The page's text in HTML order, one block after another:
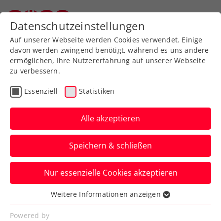
Zurück zur Newsübersicht
Turniere
Ein Ass für die Bienen:
Nachhaltige Aktion beim
Upper Austria Ladies Linz
Die Oberösterreichische Versicherung
unterstützt im Zuge des WTA-500-Turniers
Jungimkerinnen mit Bienenwaben.
Verfasst von: Presseaussendung / Redaktion, 22.01.2024
Datenschutzeinstellungen
Auf unserer Webseite werden Cookies verwendet. Einige
davon werden zwingend benötigt, während es uns andere
ermöglichen, Ihre Nutzererfahrung auf unserer Webseite
zu verbessern.
Essenziell Statistiken
Alle akzeptieren
Speichern & schließen
Nur essenzielle Cookies akzeptieren
Essenziell
Essenzielle Cookies werden für grundlegende
Weitere Informationen anzeigen
Powered by